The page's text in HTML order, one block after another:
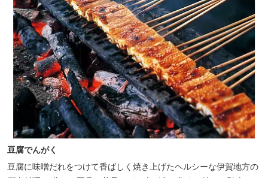
豆腐でんがく
豆腐に味噌だれをつけて香ばしく焼き上げたヘルシーな伊賀地方の